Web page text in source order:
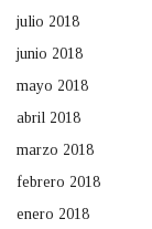
julio 2018
junio 2018
mayo 2018
abril 2018
marzo 2018
febrero 2018
enero 2018